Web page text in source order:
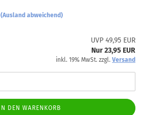
(Ausland abweichend)
UVP 49,95 EUR
Nur 23,95 EUR
inkl. 19% MwSt. zzgl. Versand
IN DEN WARENKORB